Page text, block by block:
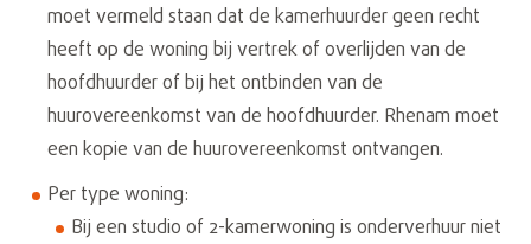
moet vermeld staan dat de kamerhuurder geen recht
heeft op de woning bij vertrek of overlijden van de
hoofdhuurder of bij het ontbinden van de
huurovereenkomst van de hoofdhuurder. Rhenam moet
een kopie van de huurovereenkomst ontvangen.
Per type woning:
Bij een studio of 2-kamerwoning is onderverhuur niet